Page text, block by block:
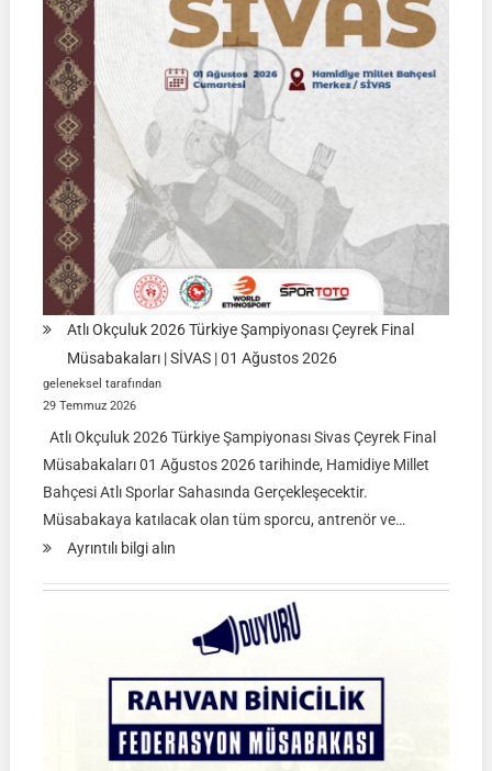
KÜTAHYA
|
İSİM
LİSTELERİ
Atlı Okçuluk 2026 Türkiye Şampiyonası Çeyrek Final
Müsabakaları | SİVAS | 01 Ağustos 2026
geleneksel tarafından
29 Temmuz 2026
Atlı Okçuluk 2026 Türkiye Şampiyonası Sivas Çeyrek Final
Müsabakaları 01 Ağustos 2026 tarihinde, Hamidiye Millet
Bahçesi Atlı Sporlar Sahasında Gerçekleşecektir.
Müsabakaya katılacak olan tüm sporcu, antrenör ve…
Ayrıntılı bilgi alın:
2026
Türkiye
Şampiyonası
Çeyrek
Final